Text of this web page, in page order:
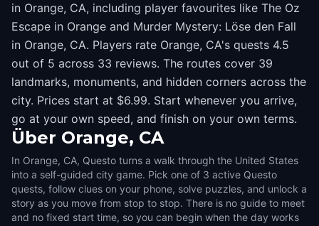
in Orange, CA, including player favourites like The Oz
Escape in Orange and Murder Mystery: Löse den Fall
in Orange, CA. Players rate Orange, CA's quests 4.5
out of 5 across 33 reviews. The routes cover 39
landmarks, monuments, and hidden corners across the
city. Prices start at $6.99. Start whenever you arrive,
go at your own speed, and finish on your own terms.
Über Orange, CA
In Orange, CA, Questo turns a walk through the United States
into a self-guided city game. Pick one of 3 active Questo
quests, follow clues on your phone, solve puzzles, and unlock a
story as you move from stop to stop. There is no guide to meet
and no fixed start time, so you can begin when the day works